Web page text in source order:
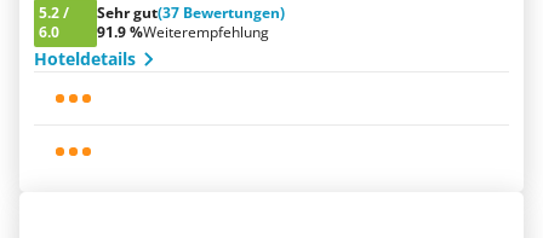
5.2/
6.0
Sehr gut(37 Bewertungen)
91.9 %Weiterempfehlung
Hoteldetails